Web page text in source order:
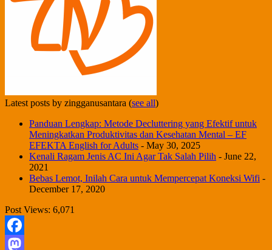
Latest posts by zingganusantara (see all)
Panduan Lengkap: Metode Decluttering yang Efektif untuk
Meningkatkan Produktivitas dan Kesehatan Mental – EF
EFEKTA English for Adults - May 30, 2025
Kenali Ragam Jenis AC Ini Agar Tak Salah Pilih - June 22,
2021
Bebas Lemot, Inilah Cara untuk Mempercepat Koneksi Wifi -
December 17, 2020
Post Views: 6,071
Facebook